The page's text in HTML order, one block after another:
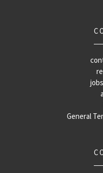
General